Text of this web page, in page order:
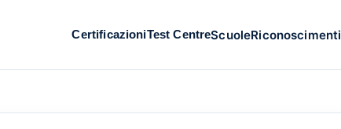
CertificazioniTest CentreScuoleRiconoscimenti